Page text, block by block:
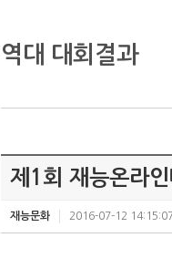
역대 대회결과
제1회 재능온라
재능문화 2016-07-12